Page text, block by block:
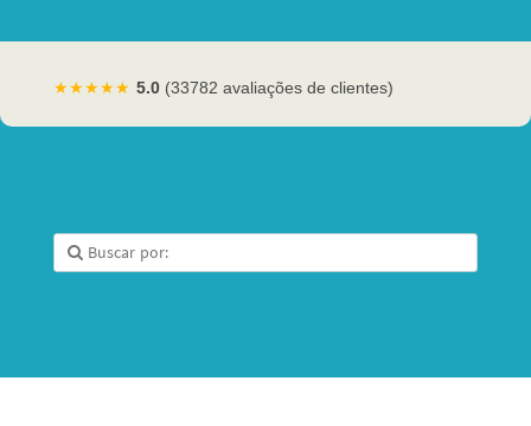
★★★★★ 5.0 (33782 avaliações de clientes)